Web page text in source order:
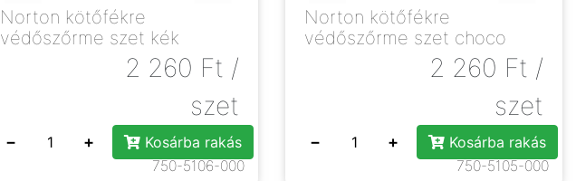
Norton kötőfékre
védőszőrme szet kék
2 260 Ft /
szet
− +
Kosárba rakás
750-5106-000
Norton kötőfékre
védőszőrme szet choco
2 260 Ft /
szet
− +
Kosárba rakás
750-5105-000